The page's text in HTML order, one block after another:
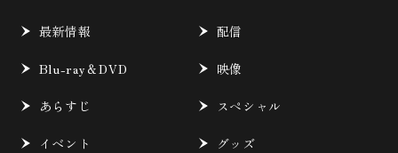
最新情報 配信
Blu-ray＆DVD 映像
あらすじ スペシャル
イベント グッズ